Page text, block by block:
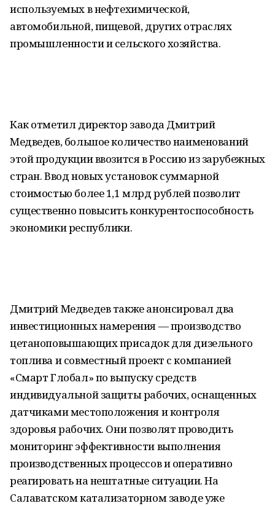
используемых в нефтехимической,
автомобильной, пищевой, других отраслях
промышленности и сельского хозяйства.
Как отметил директор завода Дмитрий
Медведев, большое количество наименований
этой продукции ввозится в Россию из зарубежных
стран. Ввод новых установок суммарной
стоимостью более 1,1 млрд рублей позволит
существенно повысить конкурентоспособность
экономики республики.
Дмитрий Медведев также анонсировал два
инвестиционных намерения — производство
цетаноповышающих присадок для дизельного
топлива и совместный проект с компанией
«Смарт Глобал» по выпуску средств
индивидуальной защиты рабочих, оснащенных
датчиками местоположения и контроля
здоровья рабочих. Они позволят проводить
мониторинг эффективности выполнения
производственных процессов и оперативно
реагировать на нештатные ситуации. На
Салаватском катализаторном заводе уже